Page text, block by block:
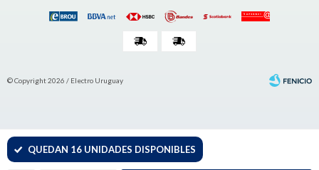
QUEDAN 16 UNIDADES DISPONIBLES
© Copyright 2026 / Electro Uruguay